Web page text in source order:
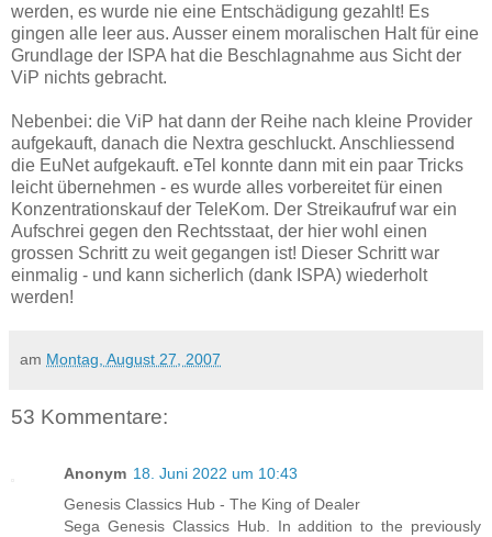
werden, es wurde nie eine Entschädigung gezahlt! Es
gingen alle leer aus. Ausser einem moralischen Halt für eine
Grundlage der ISPA hat die Beschlagnahme aus Sicht der
ViP nichts gebracht.
Nebenbei: die ViP hat dann der Reihe nach kleine Provider
aufgekauft, danach die Nextra geschluckt. Anschliessend
die EuNet aufgekauft. eTel konnte dann mit ein paar Tricks
leicht übernehmen - es wurde alles vorbereitet für einen
Konzentrationskauf der TeleKom. Der Streikaufruf war ein
Aufschrei gegen den Rechtsstaat, der hier wohl einen
grossen Schritt zu weit gegangen ist! Dieser Schritt war
einmalig - und kann sicherlich (dank ISPA) wiederholt
werden!
am Montag, August 27, 2007
53 Kommentare:
Anonym 18. Juni 2022 um 10:43
Genesis Classics Hub - The King of Dealer
Sega Genesis Classics Hub. In addition to the previously